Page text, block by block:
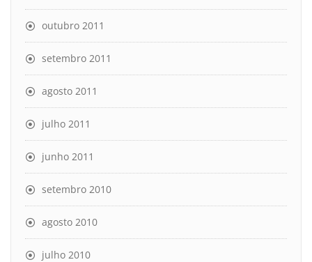
outubro 2011
setembro 2011
agosto 2011
julho 2011
junho 2011
setembro 2010
agosto 2010
julho 2010